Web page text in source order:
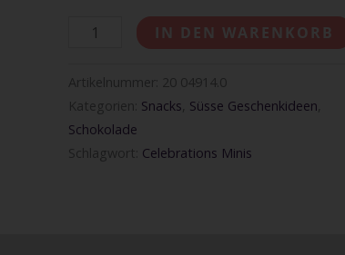
IN DEN WARENKORB
Artikelnummer: 20 04914.0
Kategorien: Snacks Süsse Geschenkideen
Schokolade
Schlagwort: Celebrations Minis